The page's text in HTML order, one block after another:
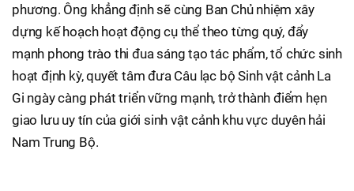
phương. Ông khẳng định sẽ cùng Ban Chủ nhiệm xây
dựng kế hoạch hoạt động cụ thể theo từng quý, đẩy
mạnh phong trào thi đua sáng tạo tác phẩm, tổ chức sinh
hoạt định kỳ, quyết tâm đưa Câu lạc bộ Sinh vật cảnh La
Gi ngày càng phát triển vững mạnh, trở thành điểm hẹn
giao lưu uy tín của giới sinh vật cảnh khu vực duyên hải
Nam Trung Bộ.